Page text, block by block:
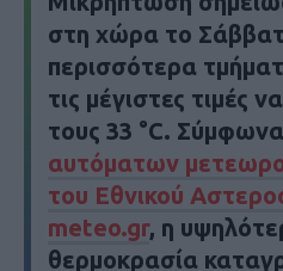
στη χώρα το
περισσότερα
τις μέγιστες τιμές να
τους 33 °C.
αυτόματων
του Εθνικού
meteo.gr, η
θερμοκρασία